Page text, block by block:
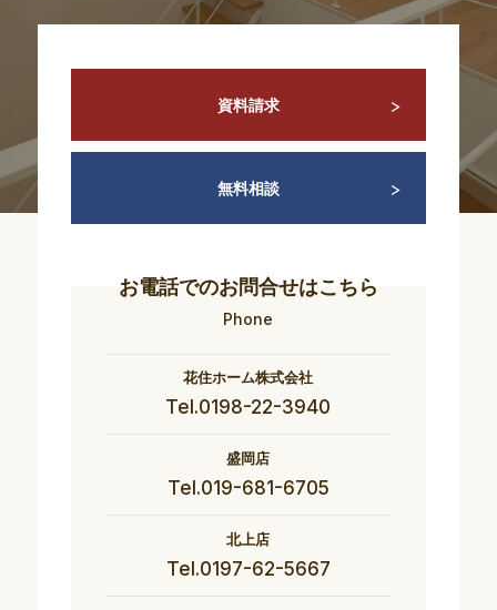
資料請求
無料相談
お電話でのお問合せはこちら
Phone
花住ホーム株式会社
Tel.0198-22-3940
盛岡店
Tel.019-681-6705
北上店
Tel.0197-62-5667